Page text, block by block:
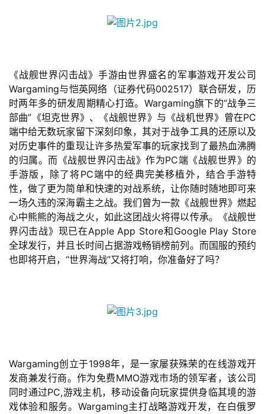
首
页
戏
业
界
《战舰世界闪击战》手游由世界盛名的军事游戏开发公司
Wargaming与恺英网络（证券代码002517）联合研发，历
时两年多的研发周期精心打造。Wargaming旗下的“战争三
部曲”《坦克世界》、《战舰世界》与《战机世界》曾在PC
端中给无数玩家留下深刻印象，其对于战争工具的还原以及
对历史事件的重现让许多热爱军事的玩家找到了最热血沸腾
的归属。而《战舰世界闪击战》作为PC端《战舰世界》的
手游版，除了将PC端中的经典完美移植外，结合手游特
性，做了更为简单和快速的对战系统，让你随时随地即可来
一场久违的深海霸主之战。我们曾为一款《战舰世界》燃起
心中熊熊的海战之火，如此这团战火将得以传承。《战舰世
界闪击战》现已在Apple App Store和Google Play Store
全球发行，并且长时间占据游戏畅销榜前列。而国服的预约
也即将开启，“世界海战”又将打响，你准备好了吗？
Wargaming创立于1998年，是一家屡获殊荣的在线游戏开
发商兼发行商。作为免费MMO游戏市场的领军者，该公司
同时通过PC,游戏主机，移动设备向玩家提供身临其境的游
戏体验和服务。Wargaming主打战略游戏开发，在白俄罗